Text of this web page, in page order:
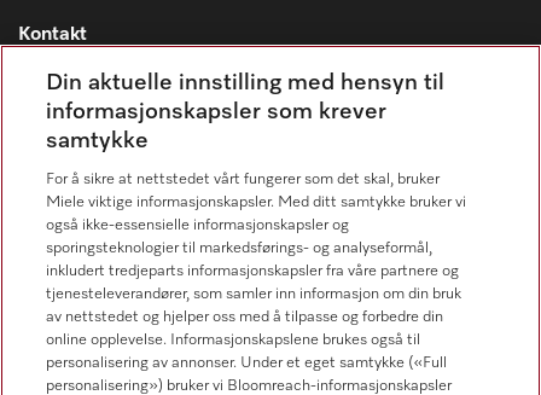
Kontakt
Kontaktoversikt
Miele Professional Service
67 17 34 40
Forbrukerkontakt
67 17 31 00
Forhandlersøk
Din aktuelle innstilling med hensyn til
informasjonskapsler som krever
samtykke
For å sikre at nettstedet vårt fungerer som det skal, bruker
Miele viktige informasjonskapsler. Med ditt samtykke bruker vi
også ikke-essensielle informasjonskapsler og
sporingsteknologier til markedsførings- og analyseformål,
inkludert tredjeparts informasjonskapsler fra våre partnere og
tjenesteleverandører, som samler inn informasjon om din bruk
av nettstedet og hjelper oss med å tilpasse og forbedre din
online opplevelse. Informasjonskapslene brukes også til
personalisering av annonser. Under et eget samtykke («Full
personalisering») bruker vi Bloomreach-informasjonskapsler